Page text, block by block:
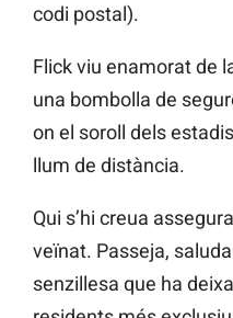
codi postal).
Flick viu enamorat de
una bombolla de
on el soroll dels
llum de distància.
Qui s’hi creua
veïnat. Passeja,
senzillesa que ha